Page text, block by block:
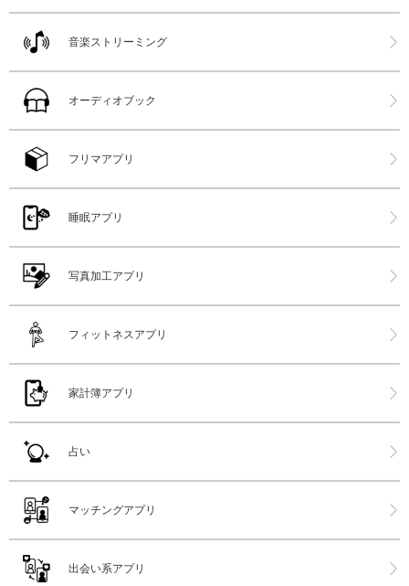
音楽ストリーミング
オーディオブック
フリマアプリ
睡眠アプリ
写真加工アプリ
フィットネスアプリ
家計簿アプリ
占い
マッチングアプリ
出会い系アプリ